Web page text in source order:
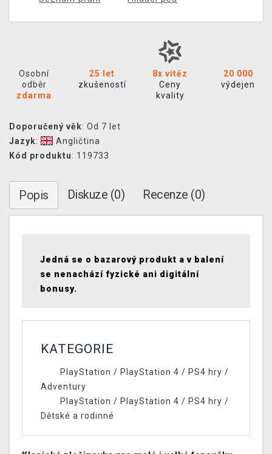
Osobní
odběr
zdarma
25 let
zkušeností
8x vítěz
Ceny
kvality
20 000
výdejen
Doporučený věk: Od 7 let
Jazyk:
Angličtina
Kód produktu: 119733
Popis Diskuze (0) Recenze (0)
Jedná se o bazarový produkt a v balení
se nenachází fyzické ani digitální
bonusy.
KATEGORIE
PlayStation / PlayStation 4 / PS4 hry /
Adventury
PlayStation / PlayStation 4 / PS4 hry /
Dětské a rodinné